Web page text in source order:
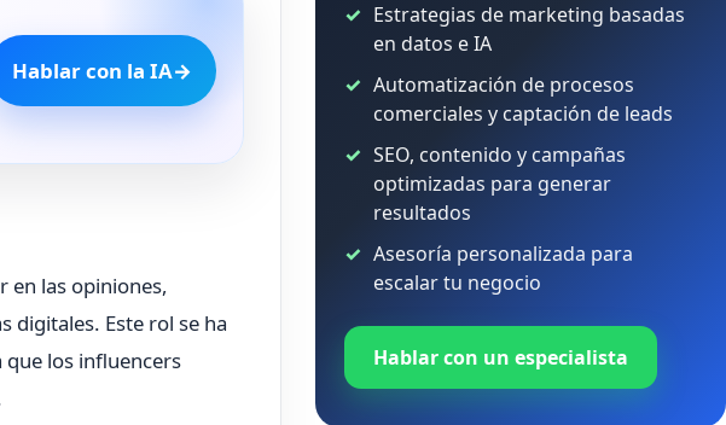
Hablar con la IA→
en las opiniones,
digitales. Este rol se ha
que los influencers
Estrategias de marketing basadas
en datos e IA
Automatización de procesos
comerciales y captación de leads
SEO, contenido y campañas
optimizadas para generar
resultados
Asesoría personalizada para
escalar tu negocio
Hablar con un especialista